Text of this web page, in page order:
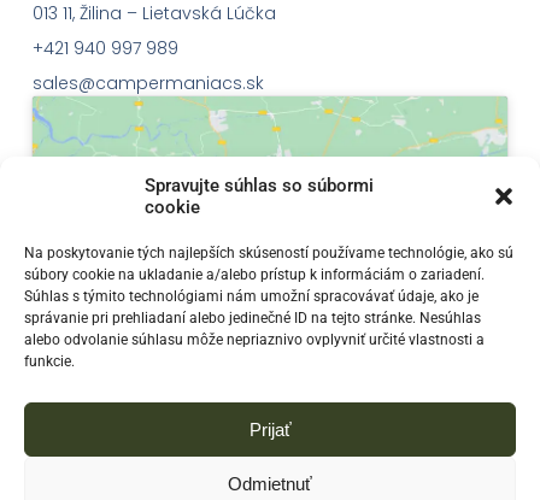
Spravujte súhlas so súbormi
cookie
Na poskytovanie tých najlepších skúseností používame technológie, ako sú
súbory cookie na ukladanie a/alebo prístup k informáciám o zariadení.
Súhlas s týmito technológiami nám umožní spracovávať údaje, ako je
správanie pri prehliadaní alebo jedinečné ID na tejto stránke. Nesúhlas
alebo odvolanie súhlasu môže nepriaznivo ovplyvniť určité vlastnosti a
funkcie.
Prijať
Odmietnuť
013 11, Žilina – Lietavská Lúčka
+421 940 997 989
sales@campermaniacs.sk
Klepnutím přijměte marketingové soubory
cookie a povolte tento obsah